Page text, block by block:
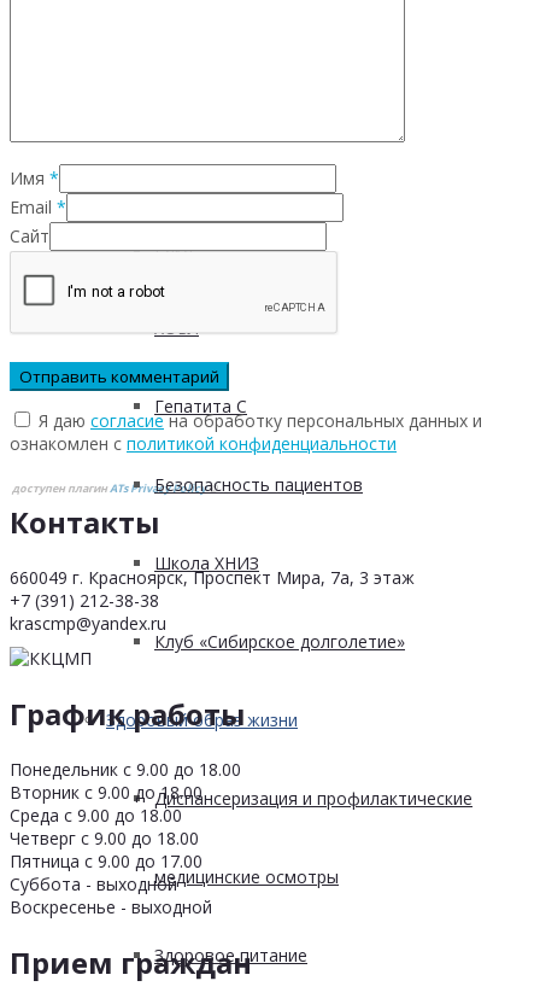
Сахарного диабета
Рака
ХОБЛ
Гепатита С
Безопасность пациентов
Школа ХНИЗ
Клуб «Сибирское долголетие»
Здоровый образ жизни
Диспансеризация и профилактические
медицинские осмотры
Здоровое питание
Имя *
Email *
Сайт
Я даю согласиена обработку персональных данных и
ознакомлен с политикой конфиденциальности
доступен плагинATs Privacy Policy©
Контакты
660049 г. Красноярск, Проспект Мира, 7а, 3 этаж
+7 (391) 212-38-38
krascmp@yandex.ru
График работы
Понедельник с 9.00 до 18.00
Вторник с 9.00 до 18.00
Среда с 9.00 до 18.00
Четверг с 9.00 до 18.00
Пятница с 9.00 до 17.00
Суббота - выходной
Воскресенье - выходной
Прием граждан